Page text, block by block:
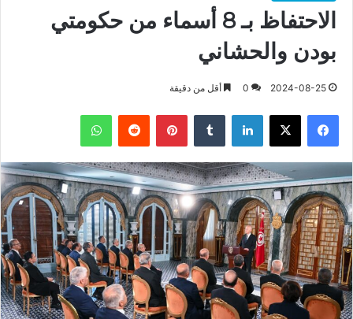
الاحتفاظ بـ 8 أسماء من حكومتي
بودن والحشاني
2024-08-25
0 أقل من دقيقة
فيسبوك X لينكدإن بينتيريست واتساب